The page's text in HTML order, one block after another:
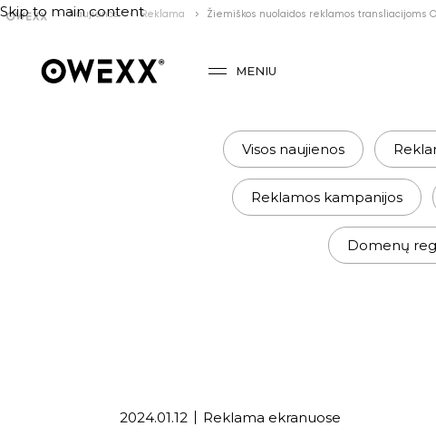
Skip to main content
Naujienos Reklama Žiemiškos nuolaidos reklamos transliacijoms
MENIU
Visos naujienos
Reklamos kampanijos
Domenų
2024.01.12 Reklama ekranuose